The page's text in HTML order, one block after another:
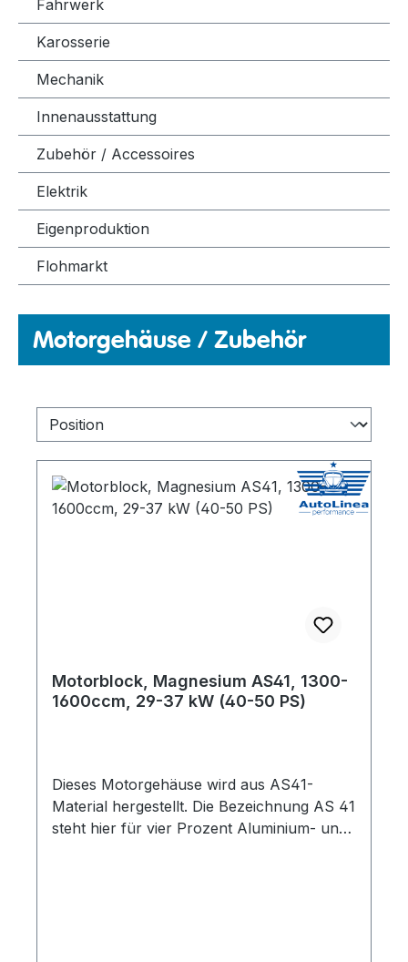
Fahrwerk
Karosserie
Mechanik
Innenausstattung
Zubehör / Accessoires
Elektrik
Eigenproduktion
Flohmarkt
Motorgehäuse / Zubehör
Motorblock, Magnesium AS41, 1300-
1600ccm, 29-37 kW (40-50 PS)
Dieses Motorgehäuse wird aus AS41-
Material hergestellt. Die Bezeichnung AS 41
steht hier für vier Prozent Aluminium- und